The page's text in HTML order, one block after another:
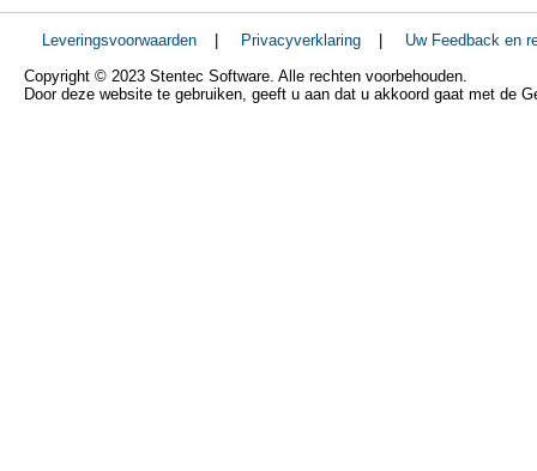
Leveringsvoorwaarden Privacyverklaring
Uw Feedback en
Copyright © 2023 Stentec Software. Alle rechten voorbehouden.
Door deze website te gebruiken, geeft u aan dat u akkoord gaat met de